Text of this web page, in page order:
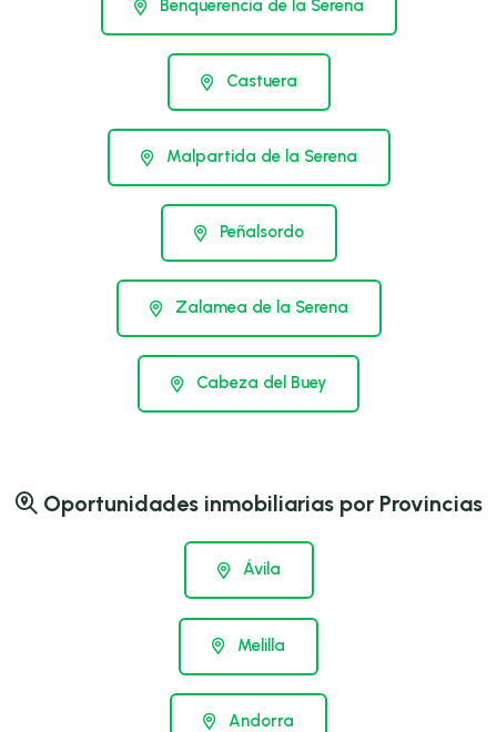
Benquerencia de la Serena
Castuera
Malpartida de la Serena
Peñalsordo
Zalamea de la Serena
Cabeza del Buey
Oportunidades inmobiliarias por Provincias
Ávila
Melilla
Andorra